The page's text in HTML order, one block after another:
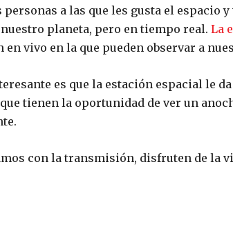
personas a las que les gusta el espacio
nuestro planeta, pero en tiempo real. La
vivo en la que pueden observar a
es que la estación espacial le
tienen la oportunidad de ver un
con la transmisión, disfruten de la